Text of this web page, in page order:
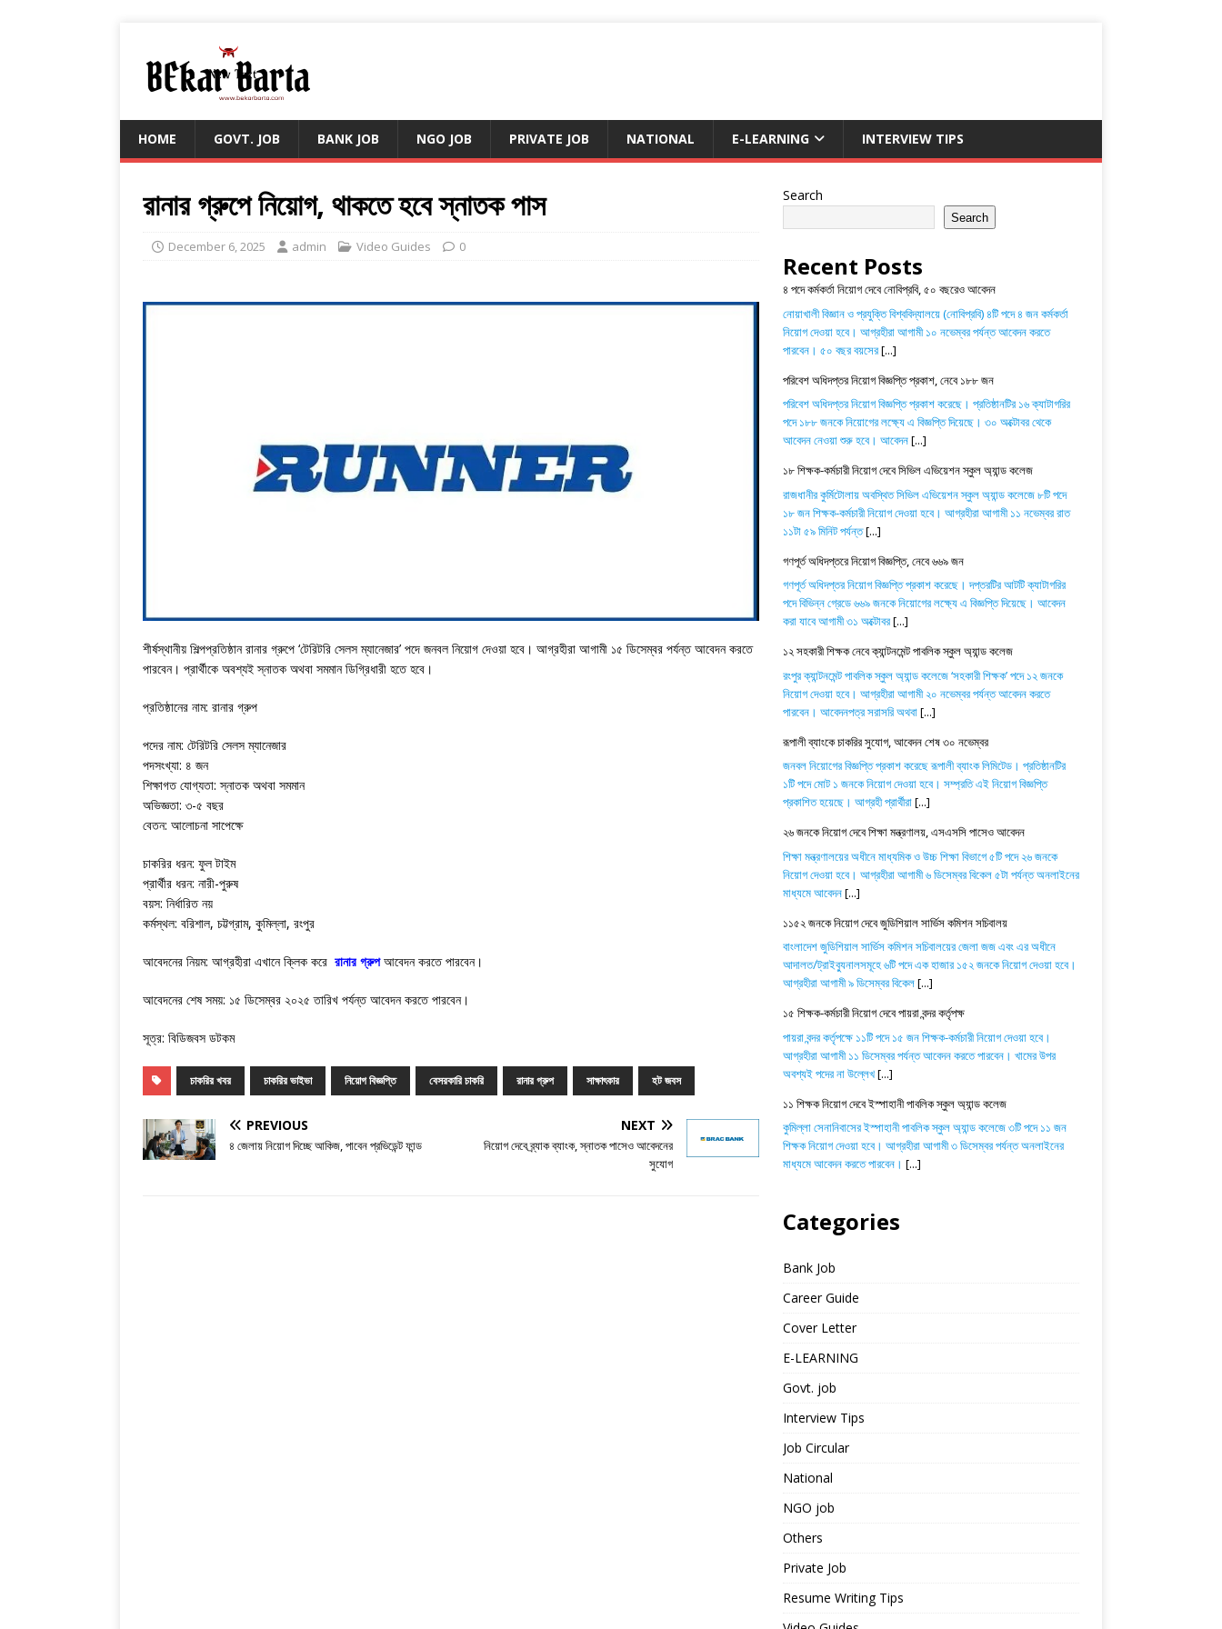
HOME GOVT. JOB BANK JOB NGO JOB PRIVATE JOB NATIONAL E-LEARNING INTERVIEW TIPS
রানার গ্রুপে নিয়োগ, থাকতে হবে স্নাতক পাস
December 6, 2025 admin Video Guides 0
শীর্ষস্থানীয় শিল্পপ্রতিষ্ঠান রানার গ্রুপে ‘টেরিটরি সেলস ম্যানেজার’ পদে জনবল নিয়োগ দেওয়া হবে। আগ্রহীরা আগামী ১৫ ডিসেম্বর পর্যন্ত আবেদন করতে
পারবেন। প্রার্থীকে অবশ্যই স্নাতক অথবা সমমান ডিগ্রিধারী হতে হবে।
প্রতিষ্ঠানের নাম: রানার গ্রুপ
পদের নাম: টেরিটরি সেলস ম্যানেজার
পদসংখ্যা: ৪ জন
শিক্ষাগত যোগ্যতা: স্নাতক অথবা সমমান
অভিজ্ঞতা: ৩-৫ বছর
বেতন: আলোচনা সাপেক্ষে
চাকরির ধরন: ফুল টাইম
প্রার্থীর ধরন: নারী-পুরুষ
বয়স: নির্ধারিত নয়
কর্মস্থল: বরিশাল, চট্টগ্রাম, কুমিল্লা, রংপুর
আবেদনের নিয়ম: আগ্রহীরা এখানে ক্লিক করে রানার গ্রুপআবেদন করতে পারবেন।
আবেদনের শেষ সময়: ১৫ ডিসেম্বর ২০২৫ তারিখ পর্যন্ত আবেদন করতে পারবেন।
সূত্র: বিডিজবস ডটকম
চাকরির খবর চাকরির ভাইভা নিয়োগ বিজ্ঞপ্তি বেসরকারি চাকরি রানার গ্রুপ সাক্ষাৎকার হট জবস
PREVIOUS
৪ জেলায় নিয়োগ দিচ্ছে আকিজ, পাবেন প্রভিডেন্ট ফান্ড
NEXT
নিয়োগ দেবে ব্র্যাক ব্যাংক, স্নাতক পাসেও আবেদনের
সুযোগ
Search
Search
Recent Posts
৪ পদে কর্মকর্তা নিয়োগ দেবে নোবিপ্রবি, ৫০ বছরেও আবেদন
নোয়াখালী বিজ্ঞান ও প্রযুক্তি বিশ্ববিদ্যালয়ে (নোবিপ্রবি) ৪টি পদে ৪ জন কর্মকর্তা
নিয়োগ দেওয়া হবে। আগ্রহীরা আগামী ১০ নভেম্বর পর্যন্ত আবেদন করতে
পারবেন। ৫০ বছর বয়সের[...]
পরিবেশ অধিদপ্তর নিয়োগ বিজ্ঞপ্তি প্রকাশ, নেবে ১৮৮ জন
পরিবেশ অধিদপ্তর নিয়োগ বিজ্ঞপ্তি প্রকাশ করেছে। প্রতিষ্ঠানটির ১৬ ক্যাটাগরির
পদে ১৮৮ জনকে নিয়োগের লক্ষ্যে এ বিজ্ঞপ্তি দিয়েছে। ৩০ অক্টোবর থেকে
আবেদন নেওয়া শুরু হবে। আবেদন[...]
১৮ শিক্ষক-কর্মচারী নিয়োগ দেবে সিভিল এভিয়েশন স্কুল অ্যান্ড কলেজ
রাজধানীর কুর্মিটোলায় অবস্থিত সিভিল এভিয়েশন স্কুল অ্যান্ড কলেজে ৮টি পদে
১৮ জন শিক্ষক-কর্মচারী নিয়োগ দেওয়া হবে। আগ্রহীরা আগামী ১১ নভেম্বর রাত
১১টা ৫৯ মিনিট পর্যন্ত[...]
গণপূর্ত অধিদপ্তরে নিয়োগ বিজ্ঞপ্তি, নেবে ৬৬৯ জন
গণপূর্ত অধিদপ্তর নিয়োগ বিজ্ঞপ্তি প্রকাশ করেছে। দপ্তরটির আটটি ক্যাটাগরির
পদে বিভিন্ন গ্রেডে ৬৬৯ জনকে নিয়োগের লক্ষ্যে এ বিজ্ঞপ্তি দিয়েছে। আবেদন
করা যাবে আগামী ৩১ অক্টোবর[...]
১২ সহকারী শিক্ষক নেবে ক্যান্টনমেন্ট পাবলিক স্কুল অ্যান্ড কলেজ
রংপুর ক্যান্টনমেন্ট পাবলিক স্কুল অ্যান্ড কলেজে ‘সহকারী শিক্ষক’ পদে ১২ জনকে
নিয়োগ দেওয়া হবে। আগ্রহীরা আগামী ২০ নভেম্বর পর্যন্ত আবেদন করতে
পারবেন। আবেদনপত্র সরাসরি অথবা[...]
রূপালী ব্যাংকে চাকরির সুযোগ, আবেদন শেষ ৩০ নভেম্বর
জনবল নিয়োগের বিজ্ঞপ্তি প্রকাশ করেছে রূপালী ব্যাংক লিমিটেড। প্রতিষ্ঠানটির
১টি পদে মোট ১ জনকে নিয়োগ দেওয়া হবে। সম্প্রতি এই নিয়োগ বিজ্ঞপ্তি
প্রকাশিত হয়েছে। আগ্রহী প্রার্থীরা[...]
২৬ জনকে নিয়োগ দেবে শিক্ষা মন্ত্রণালয়, এসএসসি পাসেও আবেদন
শিক্ষা মন্ত্রণালয়ের অধীনে মাধ্যমিক ও উচ্চ শিক্ষা বিভাগে ৫টি পদে ২৬ জনকে
নিয়োগ দেওয়া হবে। আগ্রহীরা আগামী ৬ ডিসেম্বর বিকেল ৫টা পর্যন্ত অনলাইনের
মাধ্যমে আবেদন[...]
১১৫২ জনকে নিয়োগ দেবে জুডিশিয়াল সার্ভিস কমিশন সচিবালয়
বাংলাদেশ জুডিশিয়াল সার্ভিস কমিশন সচিবালয়ের জেলা জজ এবং এর অধীনে
আদালত/ট্রাইব্যুনালসমূহে ৬টি পদে এক হাজার ১৫২ জনকে নিয়োগ দেওয়া হবে।
আগ্রহীরা আগামী ৯ ডিসেম্বর বিকেল[...]
১৫ শিক্ষক-কর্মচারী নিয়োগ দেবে পায়রা বন্দর কর্তৃপক্ষ
পায়রা বন্দর কর্তৃপক্ষে ১১টি পদে ১৫ জন শিক্ষক-কর্মচারী নিয়োগ দেওয়া হবে।
আগ্রহীরা আগামী ১১ ডিসেম্বর পর্যন্ত আবেদন করতে পারবেন। খামের উপর
অবশ্যই পদের না উল্লেখ[...]
১১ শিক্ষক নিয়োগ দেবে ইস্পাহানী পাবলিক স্কুল অ্যান্ড কলেজ
কুমিল্লা সেনানিবাসের ইস্পাহানী পাবলিক স্কুল অ্যান্ড কলেজে ৩টি পদে ১১ জন
শিক্ষক নিয়োগ দেওয়া হবে। আগ্রহীরা আগামী ৩ ডিসেম্বর পর্যন্ত অনলাইনের
মাধ্যমে আবেদন করতে পারবেন। [...]
Categories
Bank Job
Career Guide
Cover Letter
E-LEARNING
Govt. job
Interview Tips
Job Circular
National
NGO job
Others
Private Job
Resume Writing Tips